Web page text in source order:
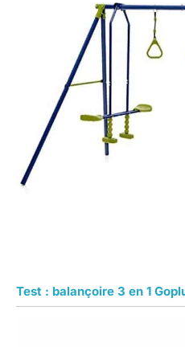
Test : balançoire 3 en 1